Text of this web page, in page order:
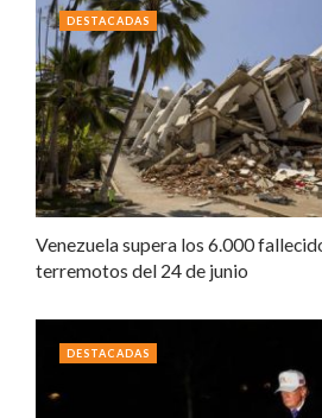
Venezuela supera los 6.000
terremotos del 24 de junio
DESTACADAS
DESTACADAS